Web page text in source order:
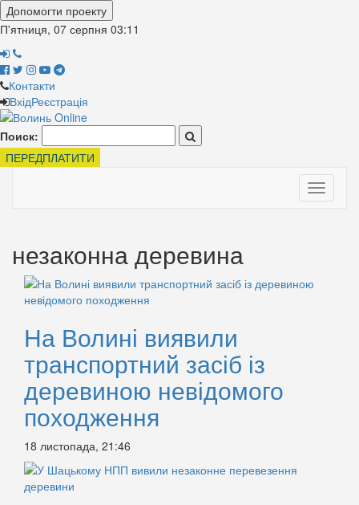
Допомогти проекту
П'ятниця, 07 серпня 03:11
Контакти
ВхідРеєстрація
Поиск:
ПЕРЕДПЛАТИТИ
Toggle
незаконна деревина
На Волині виявили
транспортний засіб із
деревиною невідомого
походження
18 листопада, 21:46